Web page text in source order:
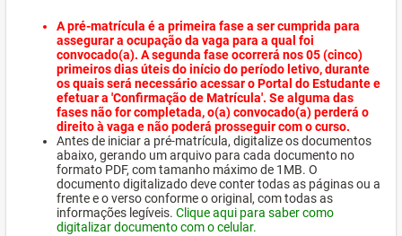
A pré-matrícula é a primeira fase a ser cumprida para
assegurar a ocupação da vaga para a qual foi
convocado(a). A segunda fase ocorrerá nos 05 (cinco)
primeiros dias úteis do início do período letivo, durante
os quais será necessário acessar o Portal do Estudante e
efetuar a 'Confirmação de Matrícula'. Se alguma das
fases não for completada, o(a) convocado(a) perderá o
direito à vaga e não poderá prosseguir com o curso.
Antes de iniciar a pré-matrícula, digitalize os documentos
abaixo, gerando um arquivo para cada documento no
formato PDF, com tamanho máximo de 1MB. O
documento digitalizado deve conter todas as páginas ou a
frente e o verso conforme o original, com todas as
informações legíveis. Clique aqui para saber como
digitalizar documento com o celular.